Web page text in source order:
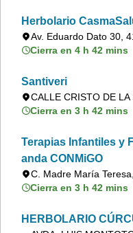
Herbolario
Av. Eduardo Dato 30,
Cierra en 4 h 42 mins
Santiveri
CALLE CRISTO DE
Cierra en 3 h 42 mins
Terapias Infantiles y
anda CONMiGO
C. Madre María
Cierra en 3 h 42 mins
HERBOLARIO